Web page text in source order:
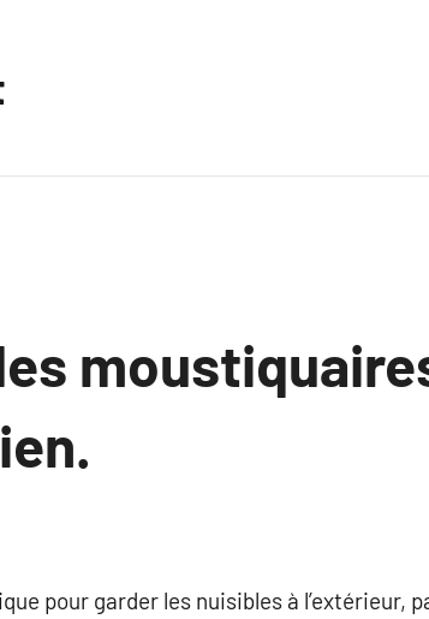
pour garder les nuisibles à l’extérieur,